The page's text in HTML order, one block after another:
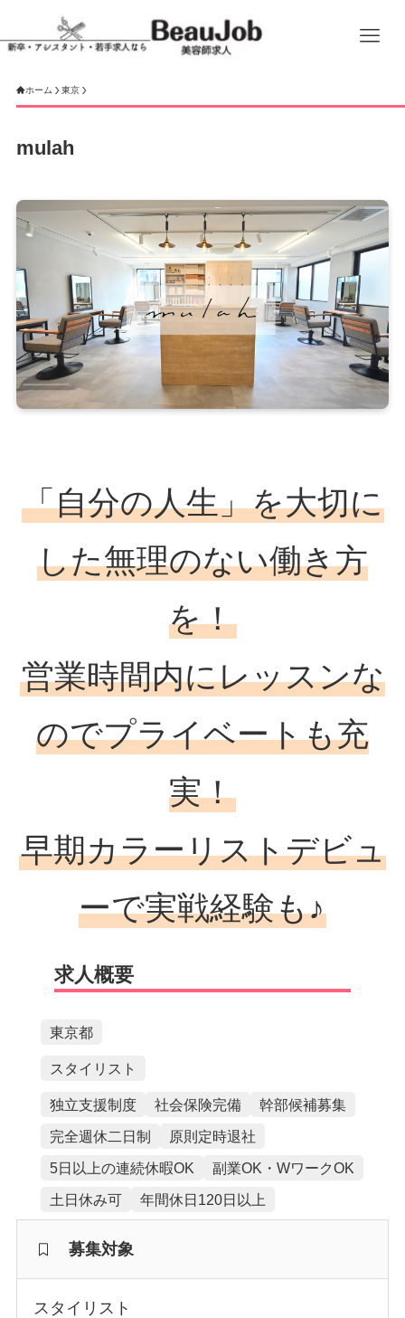
ホーム 東京
mulah
「自分の人生」を大切に
した無理のない働き方
を！
営業時間内にレッスンな
のでプライベートも充
実！
早期カラーリストデビュ
ーで実戦経験も♪
求人概要
東京都
スタイリスト
独立支援制度 社会保険完備
幹部候補募集
完全週休二日制
原則定時退社
5日以上の連続休暇OK
副業OK・WワークOK
土日休み可
年間休日120日以上
募集対象
スタイリスト